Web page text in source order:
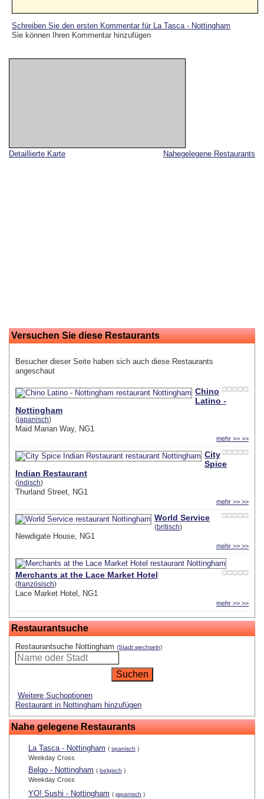
Nahegelegene Restaurants
Detaillierte Karte
Versuchen Sie diese Restaurants
Besucher dieser Seite haben sich auch diese Restaurants
angeschaut
Chino
Latino -
Nottingham
(japanisch)
Maid Marian Way, NG1
mehr >> >>
City
Spice
Indian Restaurant
(indisch)
Thurland Street, NG1
mehr >> >>
World Service
(britisch)
Newdigate House, NG1
mehr >> >>
Merchants at the Lace Market Hotel
(französisch)
Lace Market Hotel, NG1
mehr >> >>
Restaurantsuche
Restaurantsuche Nottingham (Stadt wechseln)
Weitere Suchoptionen
Restaurant in Nottingham hinzufügen
Nahe gelegene Restaurants
La Tasca - Nottingham ( spanisch )
Weekday Cross
Belgo - Nottingham ( belgisch )
Weekday Cross
YO! Sushi - Nottingham ( japanisch )
Schreiben Sie den ersten Kommentar für La Tasca - Nottingham
Sie können Ihren Kommentar hinzufügen